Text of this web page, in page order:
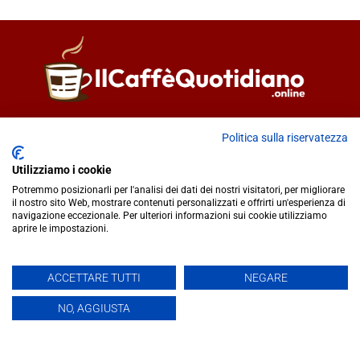
redazione@ilcaffequotidiano.online
C.F. 92076900858
Chi siamo
Privacy & Cookie Policy
IlCaffèQuotidiano.online è una testata giornalistica registrata
presso il Tribunale di Caltanissetta n.02/2024 del 17/07/2024 |
Realizzato da
Politica sulla riservatezza
Utilizziamo i cookie
Potremmo posizionarli per l'analisi dei dati dei nostri visitatori, per migliorare
il nostro sito Web, mostrare contenuti personalizzati e offrirti un'esperienza di
navigazione eccezionale. Per ulteriori informazioni sui cookie utilizziamo
aprire le impostazioni.
ACCETTARE TUTTI NEGARE
NO, AGGIUSTA